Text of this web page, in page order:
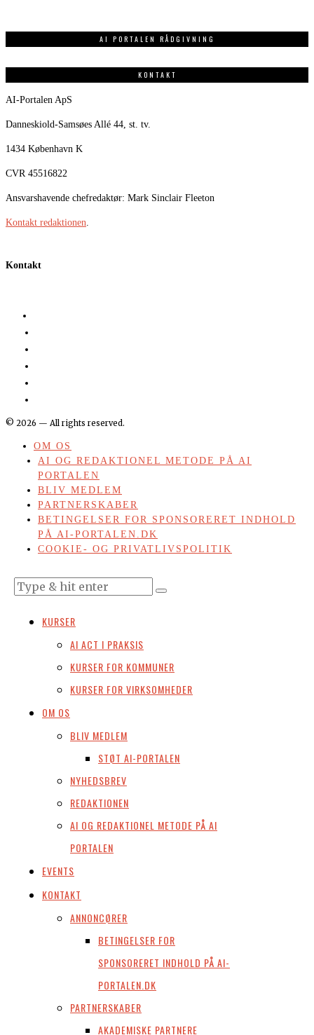
AI PORTALEN RÅDGIVNING
KONTAKT
AI-Portalen ApS
Danneskiold-Samsøes Allé 44, st. tv.
1434 København K
CVR 45516822
Ansvarshavende chefredaktør: Mark Sinclair Fleeton
Kontakt redaktionen
Kontakt
© 2026 — All rights reserved.
OM OS
AI OG REDAKTIONEL METODE PÅ AI
PORTALEN
BLIV MEDLEM
PARTNERSKABER
BETINGELSER FOR SPONSORERET INDHOLD
PÅ AI-PORTALEN.DK
COOKIE- OG PRIVATLIVSPOLITIK
KURSER
AI ACT I PRAKSIS
KURSER FOR KOMMUNER
KURSER FOR VIRKSOMHEDER
OM OS
BLIV MEDLEM
STØT AI-PORTALEN
NYHEDSBREV
REDAKTIONEN
AI OG REDAKTIONEL METODE PÅ AI
PORTALEN
EVENTS
KONTAKT
ANNONCØRER
BETINGELSER FOR
SPONSORERET INDHOLD PÅ AI-
PORTALEN.DK
PARTNERSKABER
AKADEMISKE PARTNERE